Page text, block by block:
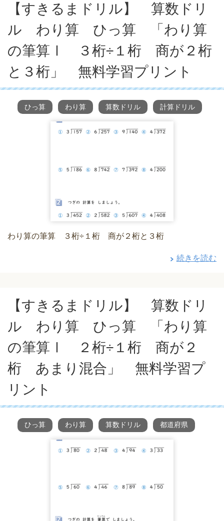
【すきるまドリル】 算数ドリ
ル わり算 ひっ算 「わり算
の筆算Ⅰ ３桁÷１桁 商が２桁
と３桁」 無料学習プリント
ひっ算 わり算 算数ドリル 計算ドリル
わり算の筆算 ３桁÷１桁 商が２桁と３桁
続きを読む
【すきるまドリル】 算数ドリ
ル わり算 ひっ算 「わり算
の筆算Ⅰ ２桁÷１桁 商が２
桁 あまり混合」 無料学習プ
リント
ひっ算 わり算 算数ドリル 都道府県